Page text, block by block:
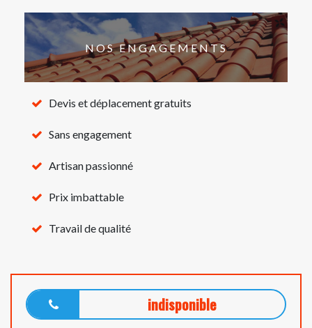
NOS ENGAGEMENTS
Devis et déplacement gratuits
Sans engagement
Artisan passionné
Prix imbattable
Travail de qualité
indisponible